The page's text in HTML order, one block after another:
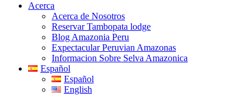
Acerca
Acerca de Nosotros
Reservar Tambopata lodge
Blog Amazonia Peru
Expectacular Peruvian Amazonas
Informacion Sobre Selva Amazonica
Español
Español
English